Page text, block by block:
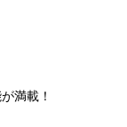
が満載！